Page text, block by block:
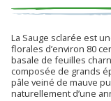
La Sauge sclarée est
florales d’environ 80
basale de feuilles
composée de grands
pâle veiné de mauve
naturellement d’une